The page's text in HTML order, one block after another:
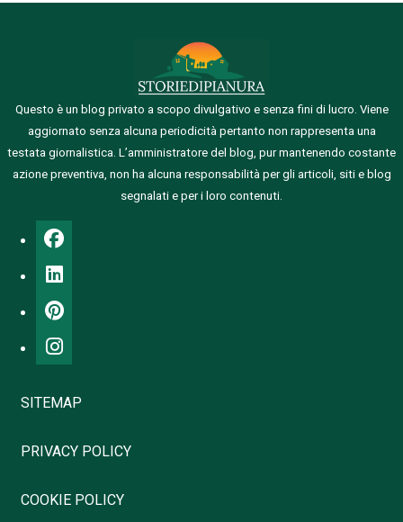
Questo è un blog privato a scopo divulgativo e senza fini di lucro. Viene
aggiornato senza alcuna periodicità pertanto non rappresenta una
testata giornalistica. L’amministratore del blog, pur mantenendo costante
azione preventiva, non ha alcuna responsabilità per gli articoli, siti e blog
segnalati e per i loro contenuti.
SITEMAP
PRIVACY POLICY
COOKIE POLICY